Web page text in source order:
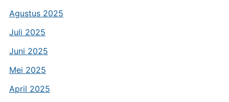
Agustus 2025
Juli 2025
Juni 2025
Mei 2025
April 2025